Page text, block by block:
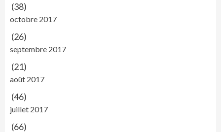
(38)
octobre 2017
(26)
septembre 2017
(21)
août 2017
(46)
juillet 2017
(66)